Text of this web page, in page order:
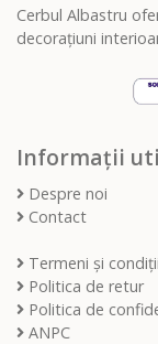
Cerbul Albastru
decorațiuni
Informații
Despre noi
Contact
Termeni și condiții
Politica de retur
Politica de
ANPC